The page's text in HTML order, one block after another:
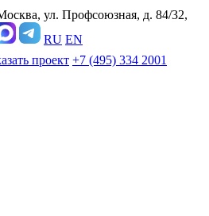
ул. Профсоюзная, д. 84/32,
RU EN
проект +7 (495) 334 2001